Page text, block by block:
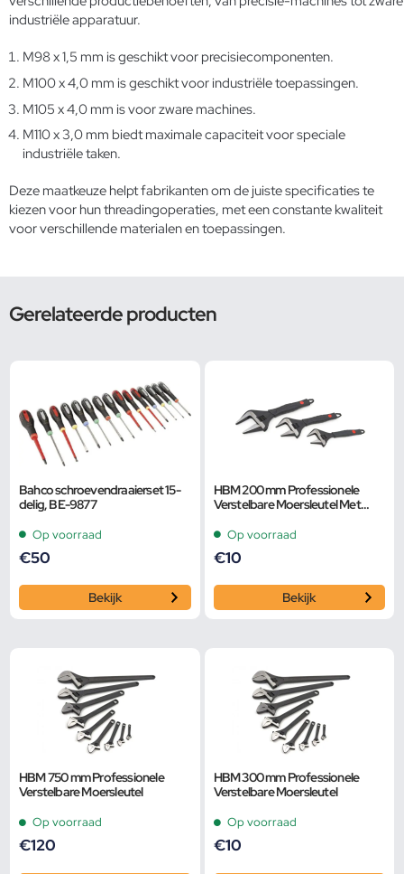
industriële apparatuur.
M98 x 1,5 mm is geschikt voor precisiecomponenten.
M100 x 4,0 mm is geschikt voor industriële toepassingen.
M105 x 4,0 mm is voor zware machines.
M110 x 3,0 mm biedt maximale capaciteit voor speciale
industriële taken.
Deze maatkeuze helpt fabrikanten om de juiste specificaties te
kiezen voor hun threadingoperaties, met een constante kwaliteit
voor verschillende materialen en toepassingen.
Gerelateerde producten
Bahco schroevendraaierset 15-
delig, BE-9877
Op voorraad
€50
Bekijk
HBM 200 mm Professionele
Verstelbare Moersleutel Met
Smalle Bek
Op voorraad
€10
Bekijk
HBM 750 mm Professionele
Verstelbare Moersleutel
Op voorraad
€120
HBM 300 mm Professionele
Verstelbare Moersleutel
Op voorraad
€10